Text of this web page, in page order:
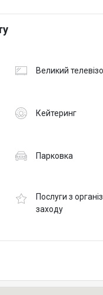
Великий
Кейтеринг
Парковка
Послуги з
заходу